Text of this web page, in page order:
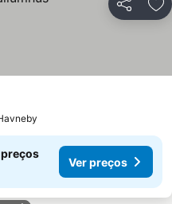
Partilhar
preços
Ver preços